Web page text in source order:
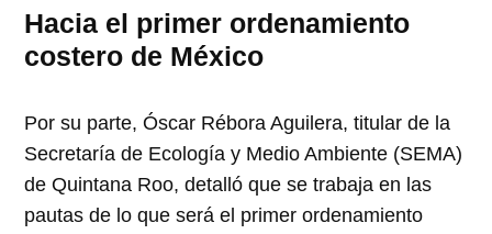
Hacia el primer ordenamiento
costero de México
Por su parte, Óscar Rébora Aguilera, titular de la
Secretaría de Ecología y Medio Ambiente (SEMA)
de Quintana Roo, detalló que se trabaja en las
pautas de lo que será el primer ordenamiento